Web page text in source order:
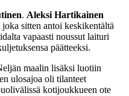
. Aleksi Hartikainen
sitten antoi keskikentältä
vapaasti noussut laituri
päätteeksi.
maalin lisäksi luotiin
ulosajoa oli tilanteet
kotijoukkueen ote